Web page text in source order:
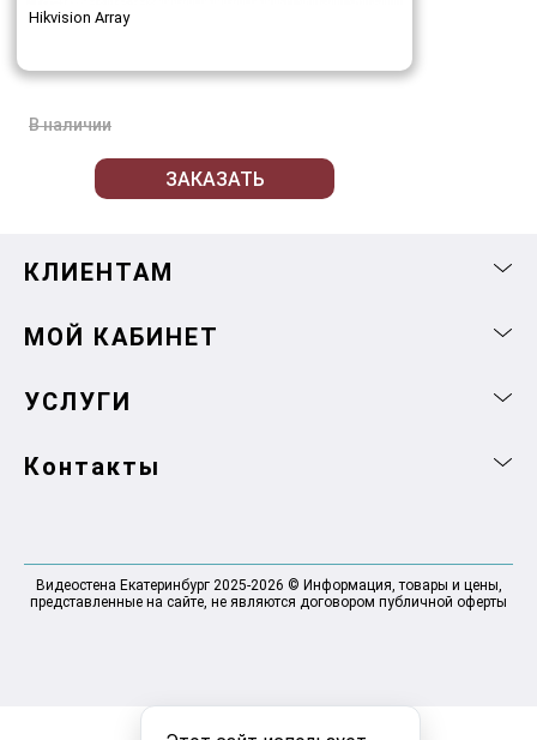
Hikvision Array
В наличии
ЗАКАЗАТЬ
КЛИЕНТАМ
МОЙ КАБИНЕТ
УСЛУГИ
Контакты
Видеостена Екатеринбург 2025-2026 © Информация, товары и цены,
представленные на сайте, не являются договором публичной оферты